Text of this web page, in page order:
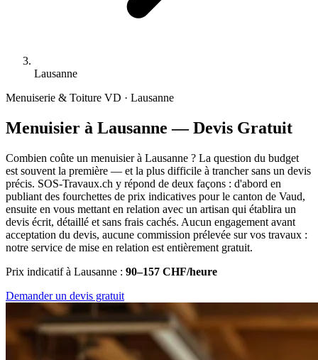
Lausanne
Menuiserie & Toiture VD · Lausanne
Menuisier à Lausanne — Devis Gratuit
Combien coûte un menuisier à Lausanne ? La question du budget
est souvent la première — et la plus difficile à trancher sans un devis
précis. SOS-Travaux.ch y répond de deux façons : d'abord en
publiant des fourchettes de prix indicatives pour le canton de Vaud,
ensuite en vous mettant en relation avec un artisan qui établira un
devis écrit, détaillé et sans frais cachés. Aucun engagement avant
acceptation du devis, aucune commission prélevée sur vos travaux :
notre service de mise en relation est entièrement gratuit.
Prix indicatif à Lausanne : 90–157 CHF/heure
Demander un devis gratuit